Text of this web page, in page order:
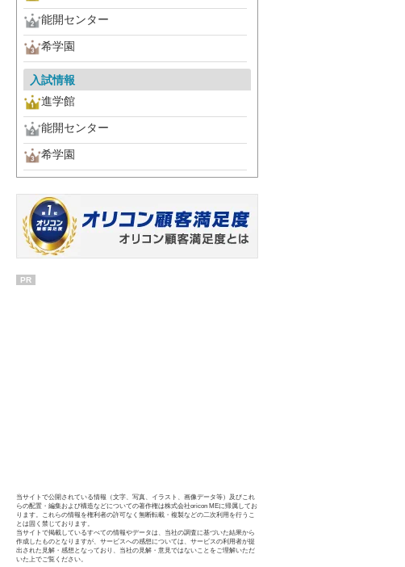
能開センター
希学園
入試情報
進学館
能開センター
希学園
PR
当サイトで公開されている情報（文字、写真、イラスト、画像データ等）及びこれ
らの配置・編集および構造などについての著作権は株式会社oricon MEに帰属してお
ります。これらの情報を権利者の許可なく無断転載・複製などの二次利用を行うこ
とは固く禁じております。
当サイトで掲載しているすべての情報やデータは、当社の調査に基づいた結果から
作成したものとなりますが、サービスへの感想については、サービスの利用者が提
出された見解・感想となっており、当社の見解・意見ではないことをご理解いただ
いた上でご覧ください。